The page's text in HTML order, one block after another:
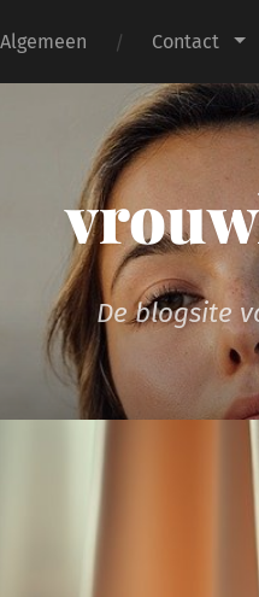
Algemeen Contact
De blogsite